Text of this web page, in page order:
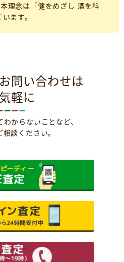
理念は「健をめざし 酒を科
ます。
問い合わせは
軽に
からないことなど、
談ください。